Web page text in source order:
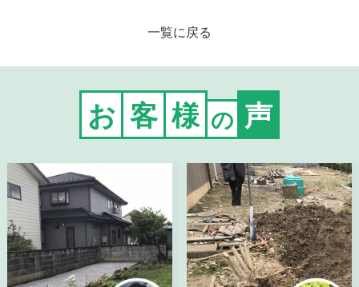
一覧に戻る
お 客 様 の 声